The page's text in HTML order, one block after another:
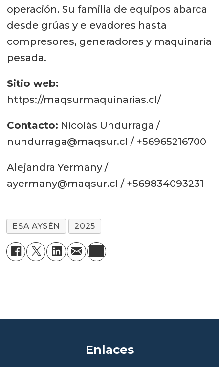
operación. Su familia de equipos abarca
desde grúas y elevadores hasta
compresores, generadores y maquinaria
pesada.
Sitio web:
https://maqsurmaquinarias.cl/
Contacto: Nicolás Undurraga /
nundurraga@maqsur.cl / +56965216700
Alejandra Yermany /
ayermany@maqsur.cl / +569834093231
ESA AYSÉN 2025
Enlaces